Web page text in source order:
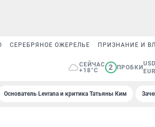
СЕРЕБРЯНОЕ ОЖЕРЕЛЬЕ ПРИЗНАНИЕ И
СЕЙЧАС
+18°C
2 ПРОБКИ
Основатель Levrana и критика Татьяны Ким